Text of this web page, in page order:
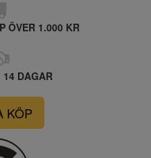
ÖVER 1.000 KR
14 DAGAR
KÖP